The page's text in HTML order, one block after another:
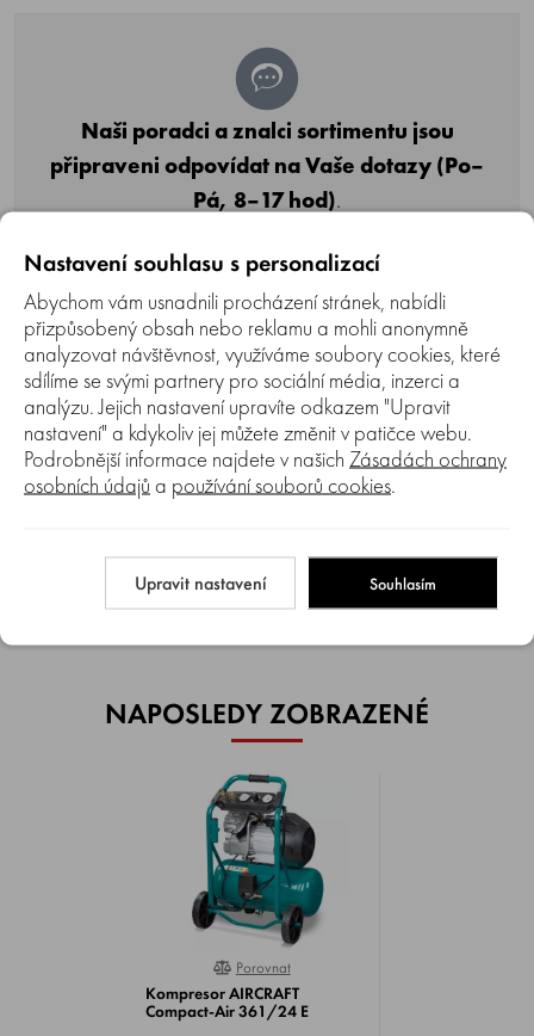
Naši poradci a znalci sortimentu jsou
připraveni odpovídat na Vaše dotazy (Po–
Pá, 8–17 hod).
nejdříve.
Položit dotaz
Texty od zákazníků v poradně odrážejí výhradně názory
a stanoviska zákazníků. Společnost GARTEKO s.r.o. texty
zákazníků předem neschvaluje ani neověřuje.
NAPOSLEDY ZOBRAZENÉ
0%
Porovnat
Kompresor AIRCRAFT
Compact-Air 361/24 E
Nastavení souhlasu s personalizací
Abychom vám usnadnili procházení stránek, nabídli
přizpůsobený obsah nebo reklamu a mohli anonymně
analyzovat návštěvnost, využíváme soubory cookies, které
sdílíme se svými partnery pro sociální média, inzerci a
analýzu. Jejich nastavení upravíte odkazem "Upravit
nastavení" a kdykoliv jej můžete změnit v patičce webu.
Podrobnější informace najdete v našich Zásadách ochrany
osobních údajů a používání souborů cookies.
Upravit nastavení Souhlasím